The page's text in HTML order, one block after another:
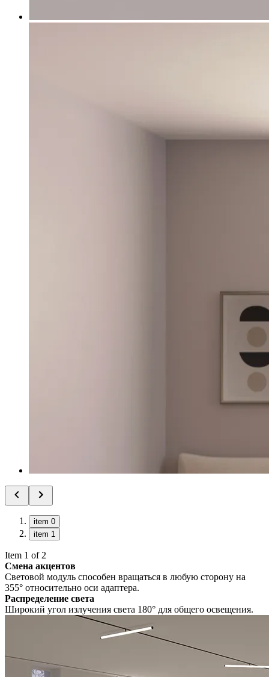
item 0
item 1
Item 1 of 2
Смена акцентов
Световой модуль способен вращаться в любую сторону на
355° относительно оси адаптера.
Распределение света
Широкий угол излучения света 180° для общего освещения.